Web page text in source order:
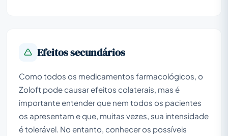
Efeitos secundários
Como todos os medicamentos farmacológicos, o
Zoloft pode causar efeitos colaterais, mas é
importante entender que nem todos os pacientes
os apresentam e que, muitas vezes, sua intensidade
é tolerável. No entanto, conhecer os possíveis